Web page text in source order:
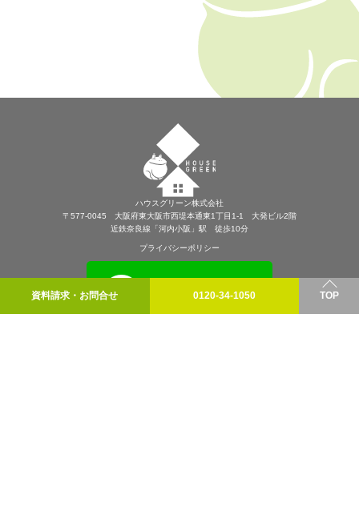
資料請求・お問合せ 0120-34-1050 TOP
ハウスグリーン株式会社
〒577-0045 大阪府東大阪市西堤本通東1丁目1-1 大発ビル2階
近鉄奈良線「河内小阪」駅 徒歩10分
プライバシーポリシー